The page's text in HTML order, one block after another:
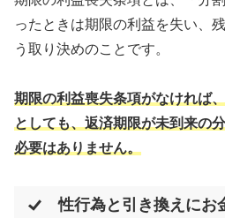
ったときは期限の利益を失い、
う取り決めのことです。
期限の利益喪失条項がなければ
としても、返済期限が未到来の
必要はありません。
性行為と引き換えにお